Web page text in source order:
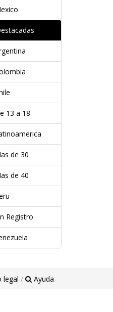
13 a 18
de 30
de 40
Registro
legal / Ayuda